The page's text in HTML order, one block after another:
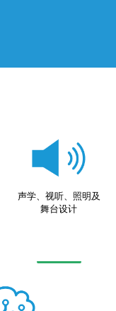
声学、视听、照明及
舞台设计